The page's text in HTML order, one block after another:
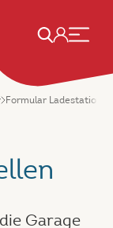
Formular Ladestation
Garage